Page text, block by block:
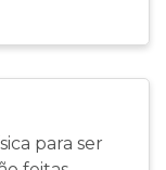
para ser